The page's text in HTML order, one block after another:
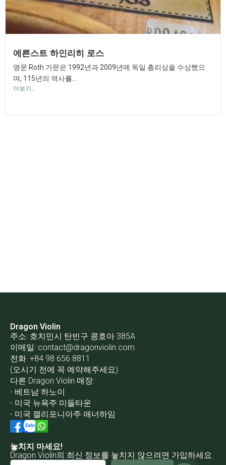
에른스트 하인리히 로스
명문 Roth 가문은 1992년과 2009년에 독일 총리상을 수상했으
며, 115년의 역사를...
더보기..
Dragon Violin
주소: 호치민시 탄빈구 콩호아 385A
이메일: contact@dragonviolin.com
전화: +84 98 656 8811
(오시기 전에 꼭 예약해주세요)
다른 Dragon Violin 매장:
- 베트남 하노이
- 미국 뉴욕주 미들타운
- 미국 캘리포니아주 애너하임
놓치지 마세요!
Dragon Violin의 최신 정보를 놓치지 않으려면 가입하세요.